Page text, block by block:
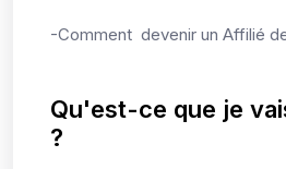
-Comment devenir un Affilié
Qu'est-ce que je
?